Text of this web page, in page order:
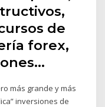
de
forex,
más grande y más
inversiones de